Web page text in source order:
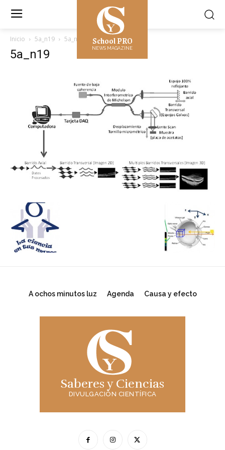
School PRO
NEWS MAGAZINE
Inicio 5a_n19 5a_n19
5a_n19
A ochos minutos luz Agenda Causa y efecto
Saberes y Ciencias
DIVULGACIÓN CIENTÍFICA